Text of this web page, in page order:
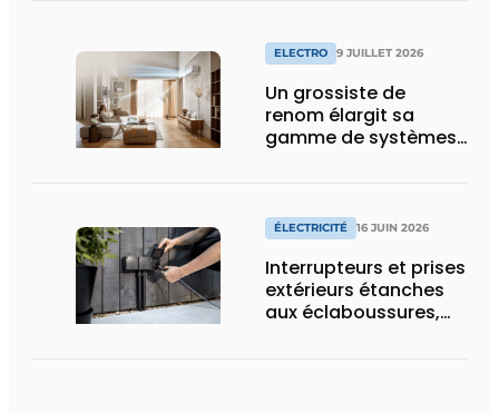
ELECTRO 9 JUILLET 2026
Un grossiste de
renom élargit sa
gamme de systèmes
marque premium
ÉLECTRICITÉ 16 JUIN 2026
Interrupteurs et prises
extérieurs étanches
aux éclaboussures,